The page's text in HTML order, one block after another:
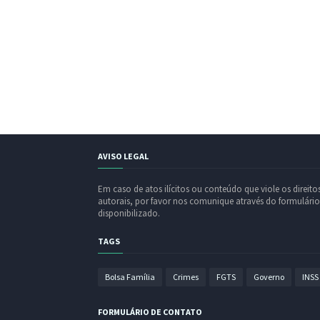
AVISO LEGAL
Em caso de atos ilícitos ou conteúdo que viole os
autorais, por favor nos comunique através do formulário
disponibilizado.
TAGS
Bolsa Família Crimes FGTS Governo INSS
FORMULÁRIO DE CONTATO